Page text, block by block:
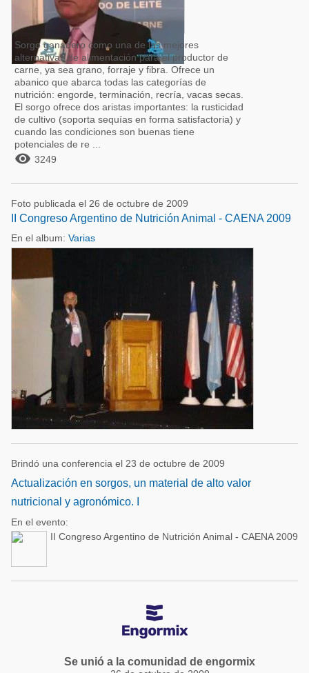
Sorgo ganadero como una de las mejores
alternativas de alimentación para el productor de
carne, ya sea grano, forraje y fibra. Ofrece un
abanico que abarca todas las categorías de
nutrición: engorde, terminación, recría, vacas secas.
El sorgo ofrece dos aristas importantes: la rusticidad
de cultivo (soporta sequías en forma satisfactoria) y
cuando las condiciones son buenas tiene
potenciales de re ...
 3249
Foto publicada el 26 de octubre de 2009
II Congreso Argentino de Nutrición Animal - CAENA 2009
En el album: Varias
Brindó una conferencia el 23 de octubre de 2009
Actualización en sorgos, un material de alto valor
nutricional y agronómico. I
En el evento:
II Congreso Argentino de Nutrición Animal - CAENA 2009
Se unió a la comunidad de engormix